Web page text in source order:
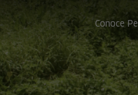
Conoce